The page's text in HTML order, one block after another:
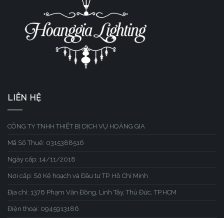
LIÊN HỆ
CÔNG TY TNHH THIẾT BỊ DỊCH VỤ HOÀNG GIA
Mã Số Thuế: 0315388516
Ngày cấp: 14/11/2018
Nơi cấp: Sở Kế hoạch và Đầu tư TP. Hồ Chí Minh
Địa chỉ: 1376 Phạm Văn Đồng, Linh Tây, Thủ Đức, TP.HCM
Điện thoại: 0945913186